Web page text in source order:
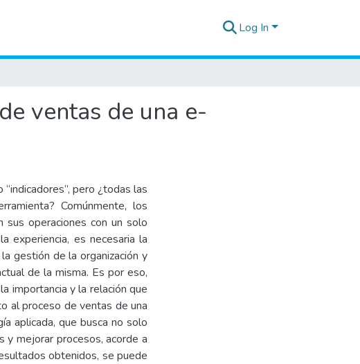
Log In
ventas de una e-
pero ¿todas las
Comúnmente, los
sus operaciones con un solo
experiencia, es necesaria la
gestión de la organización y
de la misma. Es por eso,
importancia y la relación que
al proceso de ventas de una
aplicada, que busca no solo
y mejorar procesos, acorde a
obtenidos, se puede